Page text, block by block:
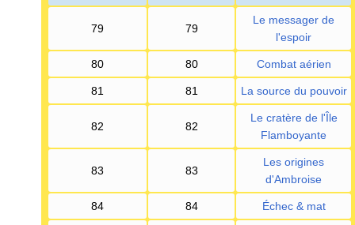
79 79
Le messager de
l'espoir
80 80 Combat aérien
81 81 La source du pouvoir
82 82
Le cratère de l'Île
Flamboyante
83 83
Les origines
d'Ambroise
84 84 Échec & mat